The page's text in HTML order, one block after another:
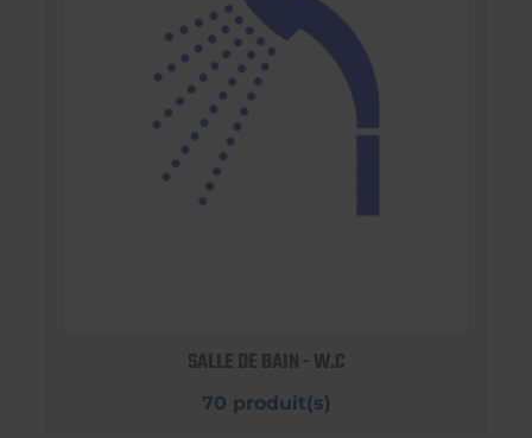
SALLE DE BAIN - W.C
70 produit(s)